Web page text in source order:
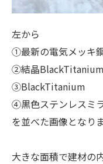
左から
①最新の電気メッキ
②結晶BlackTitanium
③BlackTitanium
④黒色ステンレスミ
を並べた画像となりま
大きな面積で建材の